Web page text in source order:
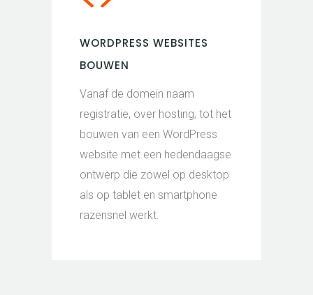
WORDPRESS WEBSITES
BOUWEN
Vanaf de domein naam
registratie, over hosting, tot het
bouwen van een WordPress
website met een hedendaagse
ontwerp die zowel op desktop
als op tablet en smartphone
razensnel werkt.